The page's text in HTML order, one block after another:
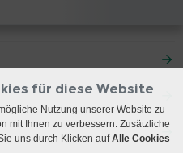
für diese Website
Nutzung unserer Website zu
mit Ihnen zu verbessern. Zusätzliche
uns durch Klicken aufAlle Cookies